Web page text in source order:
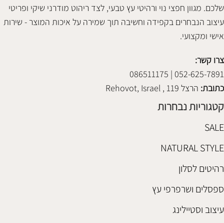
שלכם. מגוון חפצי נוי ורהיטי עץ טבעי, לצד ריהוט מודרני שיקי ופריטי
עיצוב הנבחרים בקפידה וחשיבה תוך שמירה על איכות המוצר - שירות
אישי ומקצועי.
צרו קשר:
052-625-7891 | 086511175
כתובת: הרצל 119 , Rehovot, Israel
קטגוריות נבחרות
SALE
NATURAL STYLE
רהיטים לסלון
ספסלים ושרפרפי עץ
עיצוב וסטיילינג